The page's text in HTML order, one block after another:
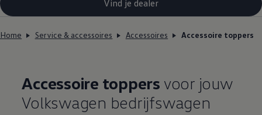
Vind je dealer
Home Service & accessoires Accessoires Accessoire toppers
Accessoire toppers voor jouw
Volkswagen bedrijfswagen